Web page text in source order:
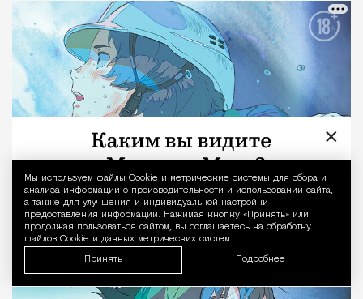
Уведомление
Мы используем файлы Сookie и метрические системы для сбора и
анализа информации о производительности и использовании сайта,
а также для улучшения и индивидуальной настройки
предоставления информации. Нажимая кнопку «Принять» или
продолжая пользоваться сайтом, вы соглашаетесь на обработку
файлов Cookie и данных метрических систем.
Принять Подробнее
×